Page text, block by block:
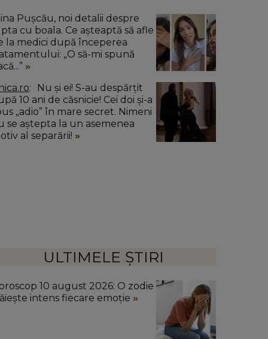
Pușcău, noi detalii despre
cu boala. Ce așteaptă să afle
la medici după începerea
„O să-mi spună
10 ani de căsnicie! Cei doi și-a
„adio” în mare secret. Nimeni
se aștepta la un asemenea
al separării!
ULTIMELE ȘTIRI
10 august 2026: O zodie
intens fiecare emoție